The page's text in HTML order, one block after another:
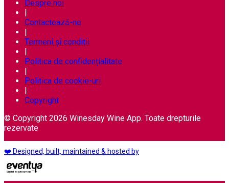
Despre noi
|
Contactează-ne
|
Termeni și condiții
|
Politica de confidențialitate
|
Politica de cookie-uri
|
Copyright
© Copyright 2026 Winesday Wine App. Toate drepturile
rezervate
❤️ Designed, built, maintained & hosted by